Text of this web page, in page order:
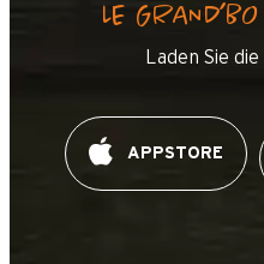
LE
Laden Sie
APPSTORE